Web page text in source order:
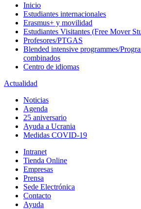
Inicio
Estudiantes internacionales
Erasmus+ y movilidad
Estudiantes Visitantes (Free Mover
Profesores/PTGAS
Blended intensive programmes/
combinados
Centro de idiomas
Actualidad
Noticias
Agenda
25 aniversario
Ayuda a Ucrania
Medidas COVID-19
Intranet
Tienda Online
Empresas
Prensa
Sede Electrónica
Contacto
Ayuda